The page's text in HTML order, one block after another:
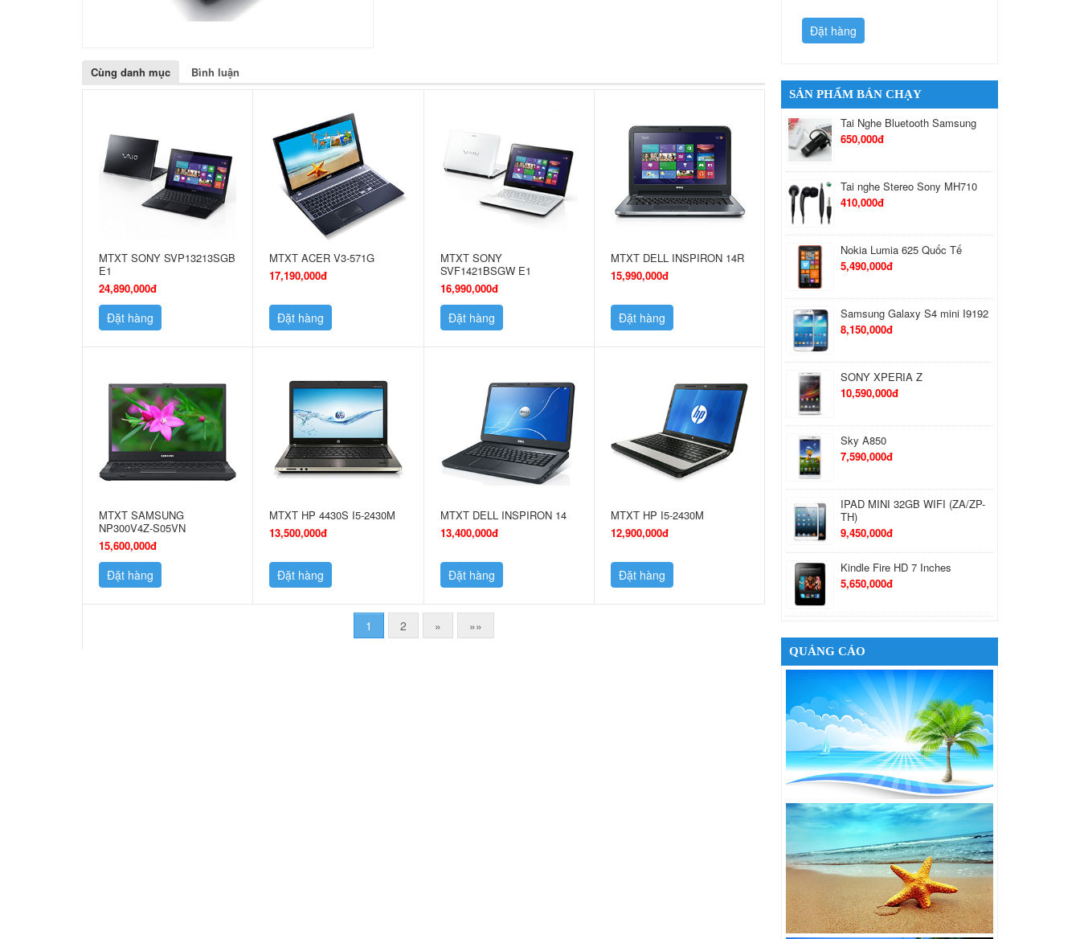
Cùng danh mục Bình luận
MTXT SONY SVP13213SGB
E1
24,890,000đ
Đặt hàng
MTXT ACER V3-571G
17,190,000đ
Đặt hàng
MTXT SONY
SVF1421BSGW E1
16,990,000đ
Đặt hàng
MTXT DELL INSPIRON 14R
15,990,000đ
Đặt hàng
MTXT SAMSUNG
NP300V4Z-S05VN
15,600,000đ
Đặt hàng
MTXT HP 4430S I5-2430M
13,500,000đ
Đặt hàng
MTXT DELL INSPIRON 14
13,400,000đ
Đặt hàng
MTXT HP I5-2430M
12,900,000đ
Đặt hàng
1 2 » »»
Đặt hàng
SẢN PHẨM BÁN CHẠY
Tai Nghe Bluetooth Samsung
650,000đ
Tai nghe Stereo Sony MH710
410,000đ
Nokia Lumia 625 Quốc Tế
5,490,000đ
Samsung Galaxy S4 mini I9192
8,150,000đ
SONY XPERIA Z
10,590,000đ
Sky A850
7,590,000đ
IPAD MINI 32GB WIFI (ZA/ZP-
TH)
9,450,000đ
Kindle Fire HD 7 Inches
5,650,000đ
6,490,000đ
Cáp sạc cho iPhone 5
550,000đ
QUẢNG CÁO